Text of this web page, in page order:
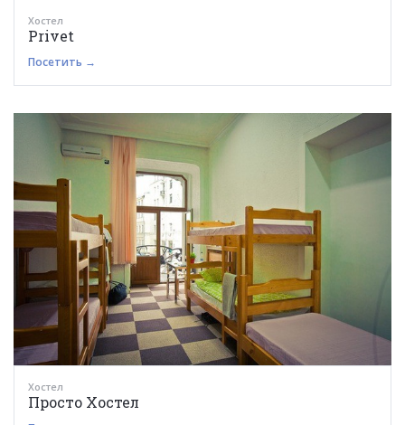
Хостел
Privet
Посетить →
Хостел
Просто Хостел